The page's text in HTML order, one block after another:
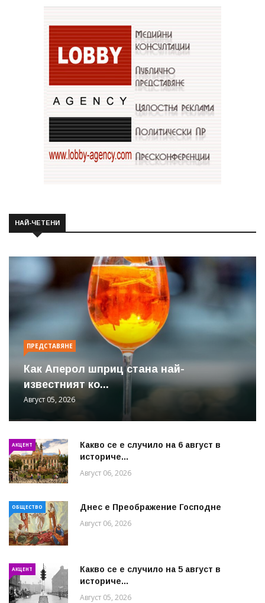
НАЙ-ЧЕТЕНИ
ПРЕДСТАВЯНЕ
Как Аперол шприц стана най-
известният ко...
Август 05, 2026
АКЦЕНТ
Какво се е случило на 6 август в
историче...
Август 06, 2026
ОБЩЕСТВО Днес е Преображение Господне
Август 06, 2026
АКЦЕНТ
Какво се е случило на 5 август в
историче...
Август 05, 2026